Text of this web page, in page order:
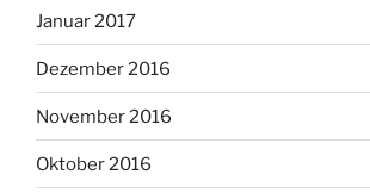
Januar 2017
Dezember 2016
November 2016
Oktober 2016